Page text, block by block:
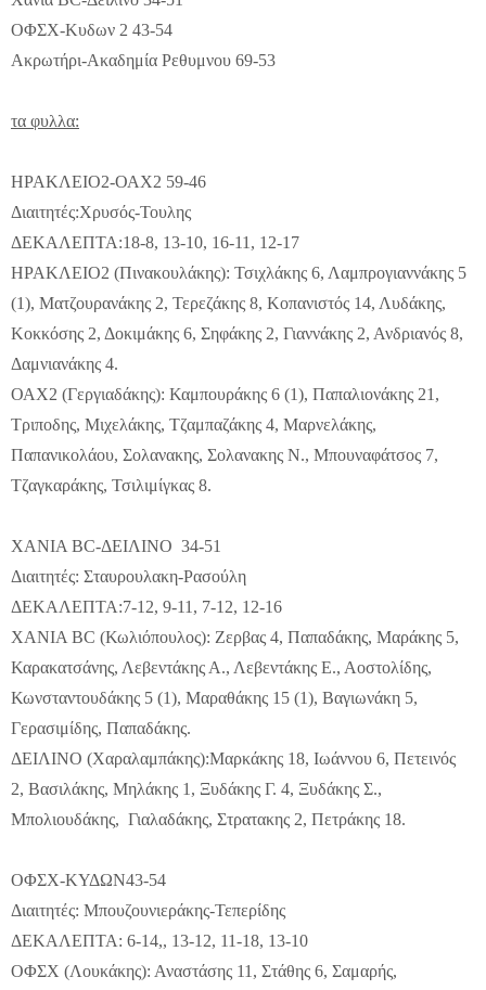
ΟΦΣΧ-Κυδων 2 43-54
Ακρωτήρι-Ακαδημία Ρεθυμνου 69-53
τα φυλλα:
ΗΡΑΚΛΕΙΟ2-ΟΑΧ2 59-46
Διαιτητές:Χρυσός-Τουλης
ΔΕΚΑΛΕΠΤΑ:18-8, 13-10, 16-11, 12-17
ΗΡΑΚΛΕΙΟ2 (Πινακουλάκης): Τσιχλάκης 6, Λαμπρογιαννάκης 5
(1), Ματζουρανάκης 2, Τερεζάκης 8, Κοπανιστός 14, Λυδάκης,
Κοκκόσης 2, Δοκιμάκης 6, Σηφάκης 2, Γιαννάκης 2, Ανδριανός 8,
Δαμνιανάκης 4.
ΟΑΧ2 (Γεργιαδάκης): Καμπουράκης 6 (1), Παπαλιονάκης 21,
Τριποδης, Μιχελάκης, Τζαμπαζάκης 4, Μαρνελάκης,
Παπανικολάου, Σολανακης, Σολανακης Ν., Μπουναφάτσος 7,
Τζαγκαράκης, Τσιλιμίγκας 8.
ΧΑΝΙΑ BC-ΔΕΙΛΙΝΟ 34-51
Διαιτητές: Σταυρουλακη-Ρασούλη
ΔΕΚΑΛΕΠΤΑ:7-12, 9-11, 7-12, 12-16
ΧΑΝΙΑ BC (Κωλιόπουλος): Ζερβας 4, Παπαδάκης, Μαράκης 5,
Καρακατσάνης, Λεβεντάκης Α., Λεβεντάκης Ε., Αοστολίδης,
Κωνσταντουδάκης 5 (1), Μαραθάκης 15 (1), Βαγιωνάκη 5,
Γερασιμίδης, Παπαδάκης.
ΔΕΙΛΙΝΟ (Χαραλαμπάκης):Μαρκάκης 18, Ιωάννου 6, Πετεινός
2, Βασιλάκης, Μηλάκης 1, Ξυδάκης Γ. 4, Ξυδάκης Σ.,
Μπολιουδάκης, Γιαλαδάκης, Στρατακης 2, Πετράκης 18.
ΟΦΣΧ-ΚΥΔΩΝ43-54
Διαιτητές: Μπουζουνιεράκης-Τεπερίδης
ΔΕΚΑΛΕΠΤΑ: 6-14,, 13-12, 11-18, 13-10
ΟΦΣΧ (Λουκάκης): Αναστάσης 11, Στάθης 6, Σαμαρής,